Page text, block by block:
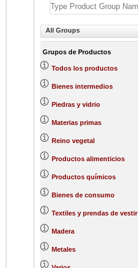
All Groups
Grupos de Productos
Todos los productos
Bienes intermedios
Piedras y vidrio
Materias primas
Reino vegetal
Productos alimenticios
Productos químicos
Bienes de consumo
Textiles y prendas de vestir
Madera
Metales